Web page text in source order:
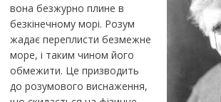
вона безжурно плине в
безкінечному морі. Розум
жадає переплисти безмежне
море, і таким чином його
обмежити. Це призводить
до розумового виснаження,